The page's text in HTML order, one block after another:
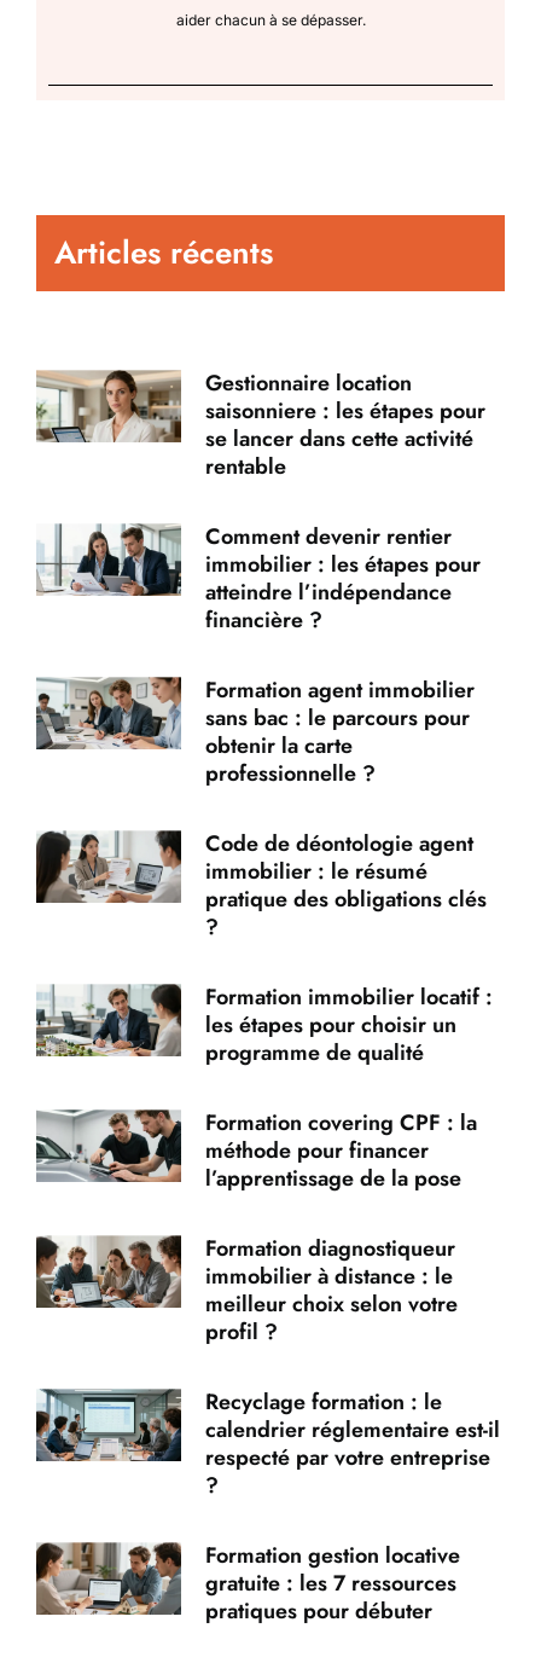
aider chacun à se dépasser.
Articles récents
Gestionnaire location
saisonniere : les étapes pour
se lancer dans cette activité
rentable
Comment devenir rentier
immobilier : les étapes pour
atteindre l’indépendance
financière ?
Formation agent immobilier
sans bac : le parcours pour
obtenir la carte
professionnelle ?
Code de déontologie agent
immobilier : le résumé
pratique des obligations clés
?
Formation immobilier locatif :
les étapes pour choisir un
programme de qualité
Formation covering CPF : la
méthode pour financer
l’apprentissage de la pose
Formation diagnostiqueur
immobilier à distance : le
meilleur choix selon votre
profil ?
Recyclage formation : le
calendrier réglementaire est-il
respecté par votre entreprise
?
Formation gestion locative
gratuite : les 7 ressources
pratiques pour débuter